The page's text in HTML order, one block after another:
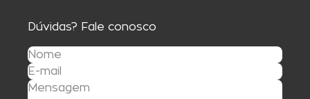
Dúvidas? Fale conosco